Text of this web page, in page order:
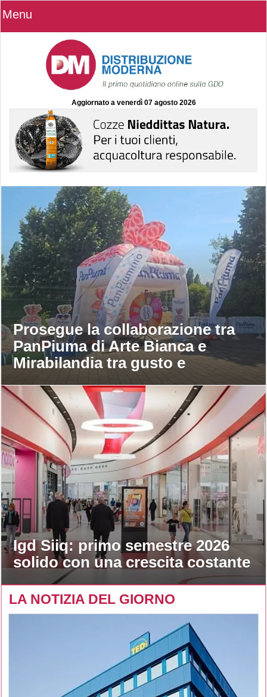
Menu
Aggiornato a venerdì 07 agosto 2026
Prosegue la collaborazione tra
PanPiuma di Arte Bianca e
Mirabilandia tra gusto e
divertimento
Igd Siiq: primo semestre 2026
solido con una crescita costante
LA NOTIZIA DEL GIORNO